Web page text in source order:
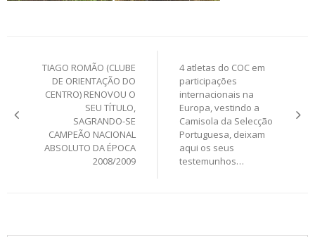
navigation
TIAGO ROMÃO (CLUBE
DE ORIENTAÇÃO DO
CENTRO) RENOVOU O
SEU TÍTULO,
SAGRANDO-SE
CAMPEÃO NACIONAL
ABSOLUTO DA ÉPOCA
2008/2009
4 atletas do COC em
participações
internacionais na
Europa, vestindo a
Camisola da Selecção
Portuguesa, deixam
aqui os seus
testemunhos…